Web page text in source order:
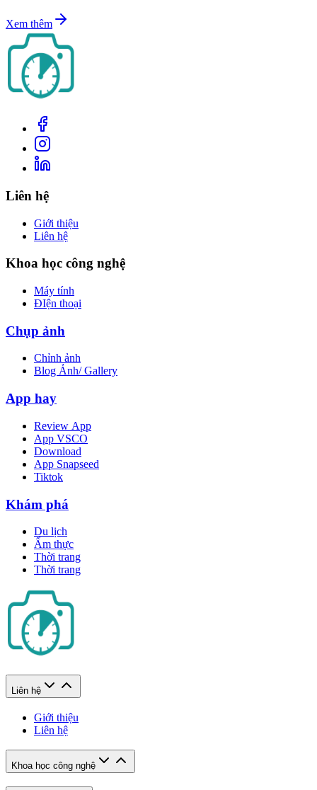
Xem thêm
Liên hệ
Giới thiệu
Liên hệ
Khoa học công nghệ
Máy tính
ĐIện thoại
Chụp ảnh
Chỉnh ảnh
Blog Ảnh/ Gallery
App hay
Review App
App VSCO
Download
App Snapseed
Tiktok
Khám phá
Du lịch
Ẩm thực
Thời trang
Thời trang
Liên hệ
Giới thiệu
Liên hệ
Khoa học công nghệ